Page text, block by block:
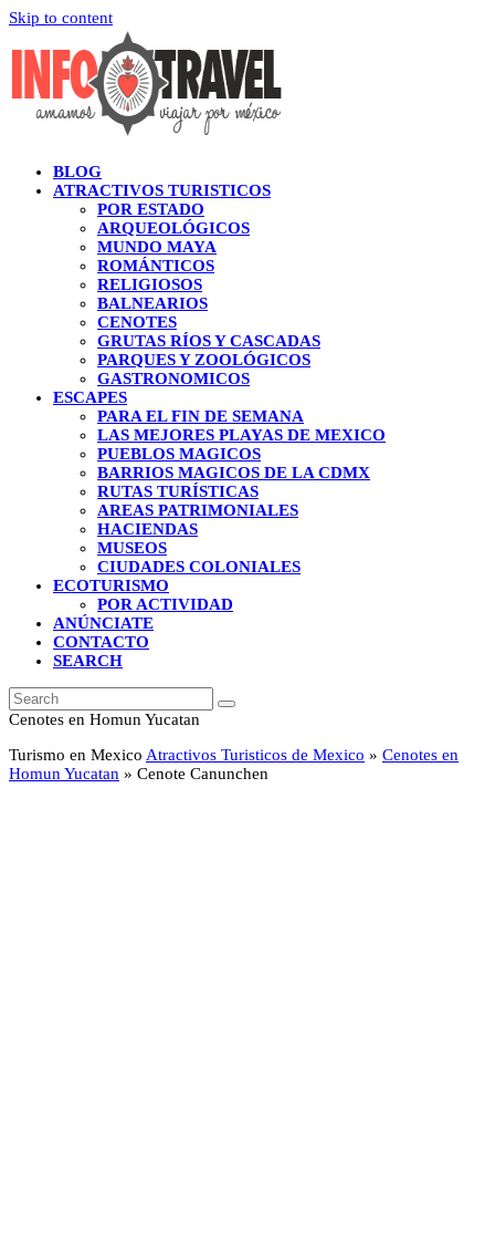
Skip to content
BLOG
ATRACTIVOS TURISTICOS
POR ESTADO
ARQUEOLÓGICOS
MUNDO MAYA
ROMÁNTICOS
RELIGIOSOS
BALNEARIOS
CENOTES
GRUTAS RÍOS Y CASCADAS
PARQUES Y ZOOLÓGICOS
GASTRONOMICOS
ESCAPES
PARA EL FIN DE SEMANA
LAS MEJORES PLAYAS DE MEXICO
PUEBLOS MAGICOS
BARRIOS MAGICOS DE LA CDMX
RUTAS TURÍSTICAS
AREAS PATRIMONIALES
HACIENDAS
MUSEOS
CIUDADES COLONIALES
ECOTURISMO
POR ACTIVIDAD
ANÚNCIATE
CONTACTO
SEARCH
Search
Submit
Cenotes en Homun Yucatan
Turismo en Mexico Atractivos Turisticos de Mexico » Cenotes en
Homun Yucatan » Cenote Canunchen